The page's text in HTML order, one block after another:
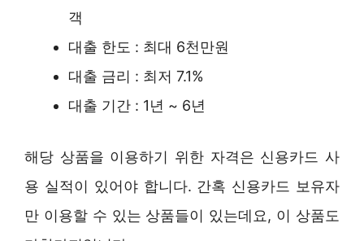
객
대출 한도 : 최대 6천만원
대출 금리 : 최저 7.1%
대출 기간 : 1년 ~ 6년
해당 상품을 이용하기 위한 자격은 신용카드 사
용 실적이 있어야 합니다. 간혹 신용카드 보유자
만 이용할 수 있는 상품들이 있는데요, 이 상품도